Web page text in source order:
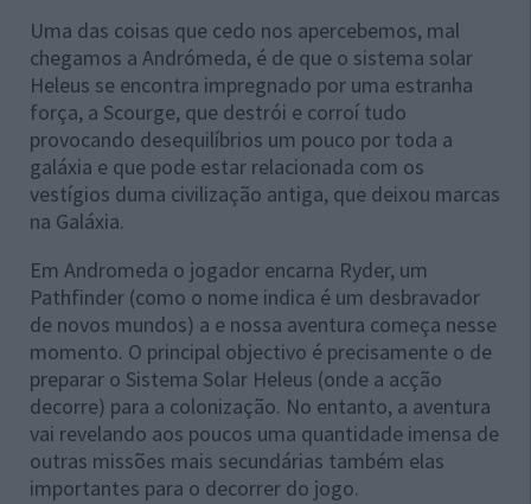
Uma das coisas que cedo nos apercebemos, mal
chegamos a Andrómeda, é de que o sistema solar
Heleus se encontra impregnado por uma estranha
força, a Scourge, que destrói e corroí tudo
provocando desequilíbrios um pouco por toda a
galáxia e que pode estar relacionada com os
vestígios duma civilização antiga, que deixou marcas
na Galáxia.
Em Andromeda o jogador encarna Ryder, um
Pathfinder (como o nome indica é um desbravador
de novos mundos) a e nossa aventura começa nesse
momento. O principal objectivo é precisamente o de
preparar o Sistema Solar Heleus (onde a acção
decorre) para a colonização. No entanto, a aventura
vai revelando aos poucos uma quantidade imensa de
outras missões mais secundárias também elas
importantes para o decorrer do jogo.